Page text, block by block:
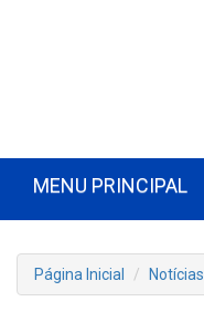
MENU PRINCIPAL
Página Inicial Notícias